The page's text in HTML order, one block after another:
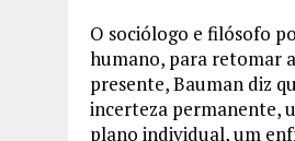
O sociólogo e filósofo
humano, para retomar
presente, Bauman diz
incerteza permanente,
plano individual, um